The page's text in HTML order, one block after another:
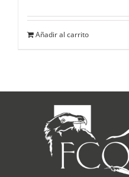
Añadir al carrito